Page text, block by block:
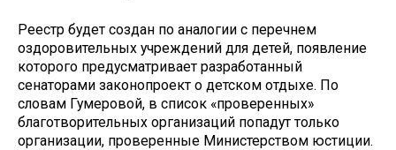
Реестр будет создан по аналогии с перечнем
оздоровительных учреждений для детей, появление
которого предусматривает разработанный
сенаторами законопроект о детском отдыхе. По
словам Гумеровой, в список «проверенных»
благотворительных организаций попадут только
организации, проверенные Министерством юстиции.